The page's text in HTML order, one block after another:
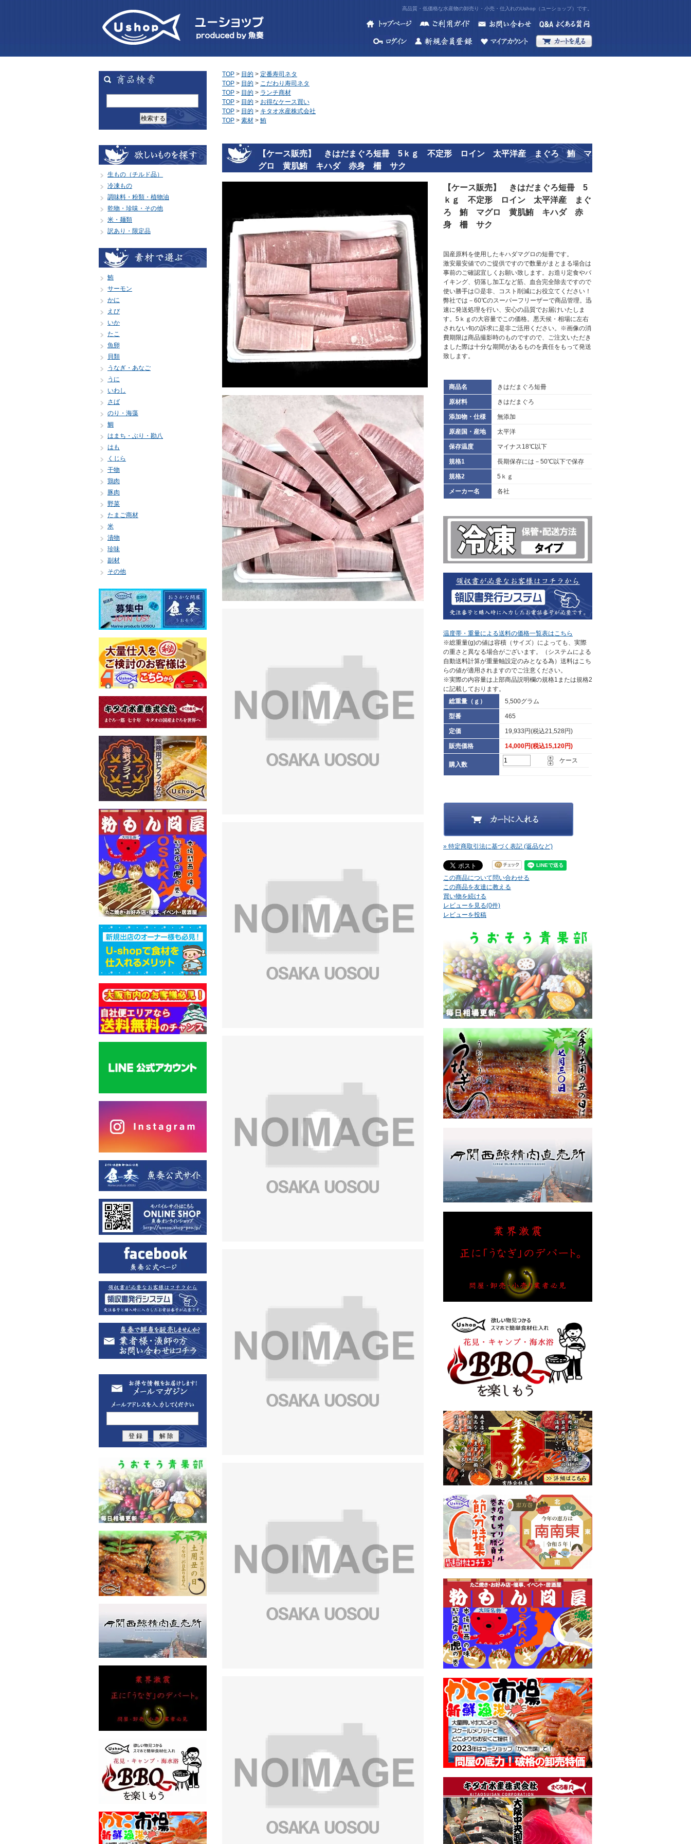
高品質・低価格な水産物の卸売り・小売・仕入れのUshop（ユーショップ）です。
生もの（チルド品）
冷凍もの
調味料・粉類・植物油
乾物・珍味・その他
米・麺類
訳あり・限定品
鮪
サーモン
かに
えび
いか
たこ
魚卵
貝類
うなぎ・あなご
うに
いわし
さば
のり・海藻
鯛
はまち・ぶり・勘八
はも
くじら
干物
鶏肉
豚肉
野菜
たまご商材
米
漬物
珍味
副材
その他
TOP > 目的 > 定番寿司ネタ
TOP > 目的 > こだわり寿司ネタ
TOP > 目的 > ランチ商材
TOP > 目的 > お得なケース買い
TOP > 目的 > キタオ水産株式会社
TOP > 素材 > 鮪
【ケース販売】 きはだまぐろ短冊 5ｋｇ 不定形 ロイン 太平洋産 まぐろ 鮪 マ
グロ 黄肌鮪 キハダ 赤身 柵 サク
【ケース販売】 きはだまぐろ短冊 5
ｋｇ 不定形 ロイン 太平洋産 まぐ
ろ 鮪 マグロ 黄肌鮪 キハダ 赤
身 柵 サク
国産原料を使用したキハダマグロの短冊です。
激安最安値でのご提供ですので数量がまとまる場合は
事前のご確認宜しくお願い致します。お造り定食やバ
イキング、切落し加工など筋、血合完全除去ですので
使い勝手は◎是非、コスト削減にお役立てください！
弊社では－60℃のスーパーフリーザーで商品管理。迅
速に発送処理を行い、安心の品質でお届けいたしま
す。5ｋｇの大容量でこの価格。悪天候・相場に左右
されない旬の訴求に是非ご活用ください。※画像の消
費期限は商品撮影時のものですので、ご注文いただき
ました際は十分な期間があるものを責任をもって発送
致します。
商品名 きはだまぐろ短冊
原材料 きはだまぐろ
添加物・仕様 無添加
原産国・産地 太平洋
保存温度 マイナス18℃以下
規格1 長期保存には－50℃以下で保存
規格2 5ｋｇ
メーカー名 各社
温度帯・重量による送料の価格一覧表はこちら
※総重量(g)の値は容積（サイズ）によっても、実際
の重さと異なる場合がございます。（システムによる
自動送料計算が重量軸設定のみとなる為）送料はこち
らの値が適用されますのでご注意ください。
※実際の内容量は上部商品説明欄の規格1または規格2
に記載しております。
総重量（ｇ）
5,500グラム
型番 465
定価 19,933円(税込21,528円)
販売価格 14,000円(税込15,120円)
購入数
ケース
» 特定商取引法に基づく表記 (返品など)
この商品について問い合わせる
この商品を友達に教える
買い物を続ける
レビューを見る(0件)
レビューを投稿